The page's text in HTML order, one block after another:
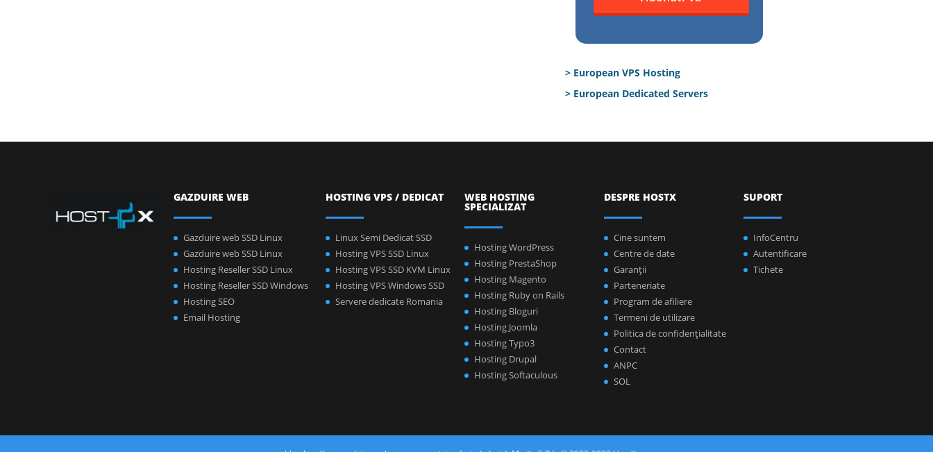
> European VPS Hosting
> European Dedicated Servers
GAZDUIRE WEB
Gazduire web SSD Linux
Gazduire web SSD Linux
Hosting Reseller SSD Linux
Hosting Reseller SSD Windows
Hosting SEO
Email Hosting
HOSTING VPS / DEDICAT
Linux Semi Dedicat SSD
Hosting VPS SSD Linux
Hosting VPS SSD KVM Linux
Hosting VPS Windows SSD
Servere dedicate Romania
WEB HOSTING
SPECIALIZAT
Hosting WordPress
Hosting PrestaShop
Hosting Magento
Hosting Ruby on Rails
Hosting Bloguri
Hosting Joomla
Hosting Typo3
Hosting Drupal
Hosting Softaculous
DESPRE HOSTX
Cine suntem
Centre de date
Garanţii
Parteneriate
Program de afiliere
Termeni de utilizare
Politica de confidenţialitate
Contact
ANPC
SOL
SUPORT
InfoCentru
Autentificare
Tichete